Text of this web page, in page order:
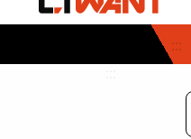
:::
社會首頁
時事